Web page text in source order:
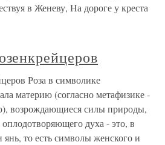
в Женеву, На дороге у креста
Роза в символике
материю (согласно метафизике -
возрождающиеся силы природы,
духа - это, в
то есть символы женского и